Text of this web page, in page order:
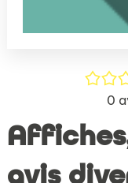
/5
0
avis